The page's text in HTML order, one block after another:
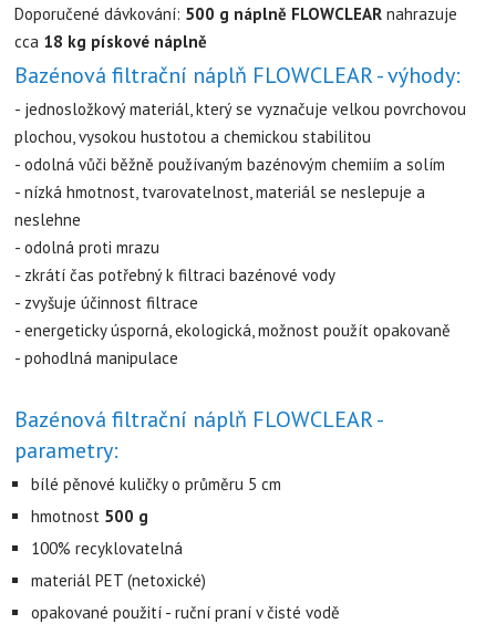
Doporučené dávkování: 500 g náplně FLOWCLEAR nahrazuje
cca 18 kg pískové náplně
Bazénová filtrační náplň FLOWCLEAR - výhody:
- jednosložkový materiál, který se vyznačuje velkou povrchovou
plochou, vysokou hustotou a chemickou stabilitou
- odolná vůči běžně používaným bazénovým chemiím a solím
- nízká hmotnost, tvarovatelnost , materiál se neslepuje a
neslehne
- odolná proti mrazu
- zkrátí čas potřebný k filtraci bazénové vody
- zvyšuje účinnost filtrace
- energeticky úsporná, ekologická možnost použít opakovaně
- pohodlná manipulace
Bazénová filtrační náplň FLOWCLEAR -
parametry:
bílé pěnové kuličky o průměru 5 cm
hmotnost 500 g
100% recyklovatelná
materiál PET (netoxické)
opakované použití - ruční praní v čisté vodě